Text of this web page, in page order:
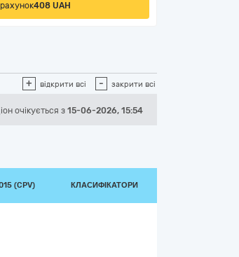
408 UAH
+ відкрити всі - закрити всі
очікується з 15-06-2026, 15:54
(CPV) КЛАСИФІКАТОРИ